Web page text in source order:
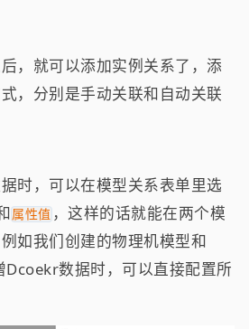
，就可以添加实例关系了，添
，分别是手动关联和自动关联
据时，可以在模型关系表单里选
属性值，这样的话就能在两个模
如我们创建的物理机模型和
数据时，可以直接配置所